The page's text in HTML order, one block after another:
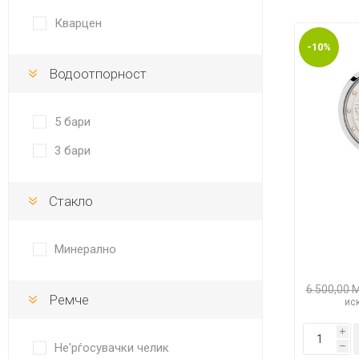
SEIKO
SPIRIT
LA
BERING
-10%
6.500,00
i
h
Кварцен
Водоотпорност
5 бари
3 бари
Стакло
Минерално
Ремче
Не'рѓосувачки челик